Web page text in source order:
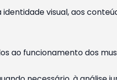
visual, aos
ao funcionamento dos